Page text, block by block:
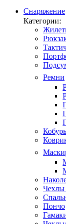
Снаряжение
Категории:
Ремни
Чехлы
Пончо